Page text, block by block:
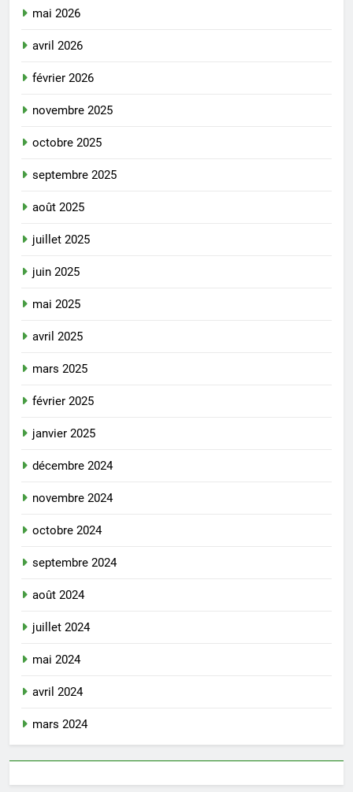
mai 2026
avril 2026
février 2026
novembre 2025
octobre 2025
septembre 2025
août 2025
juillet 2025
juin 2025
mai 2025
avril 2025
mars 2025
février 2025
janvier 2025
décembre 2024
novembre 2024
octobre 2024
septembre 2024
août 2024
juillet 2024
mai 2024
avril 2024
mars 2024